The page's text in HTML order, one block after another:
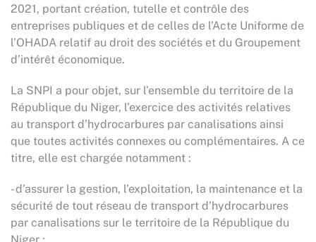
2021, portant création, tutelle et contrôle des
entreprises publiques et de celles de l’Acte Uniforme de
l’OHADA relatif au droit des sociétés et du Groupement
d’intérêt économique.
La SNPI a pour objet, sur l’ensemble du territoire de la
République du Niger, l’exercice des activités relatives
au transport d’hydrocarbures par canalisations ainsi
que toutes activités connexes ou complémentaires. A ce
titre, elle est chargée notamment :
- d’assurer la gestion, l’exploitation, la maintenance et la
sécurité de tout réseau de transport d’hydrocarbures
par canalisations sur le territoire de la République du